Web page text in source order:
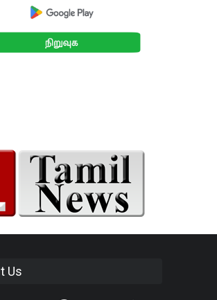
Us